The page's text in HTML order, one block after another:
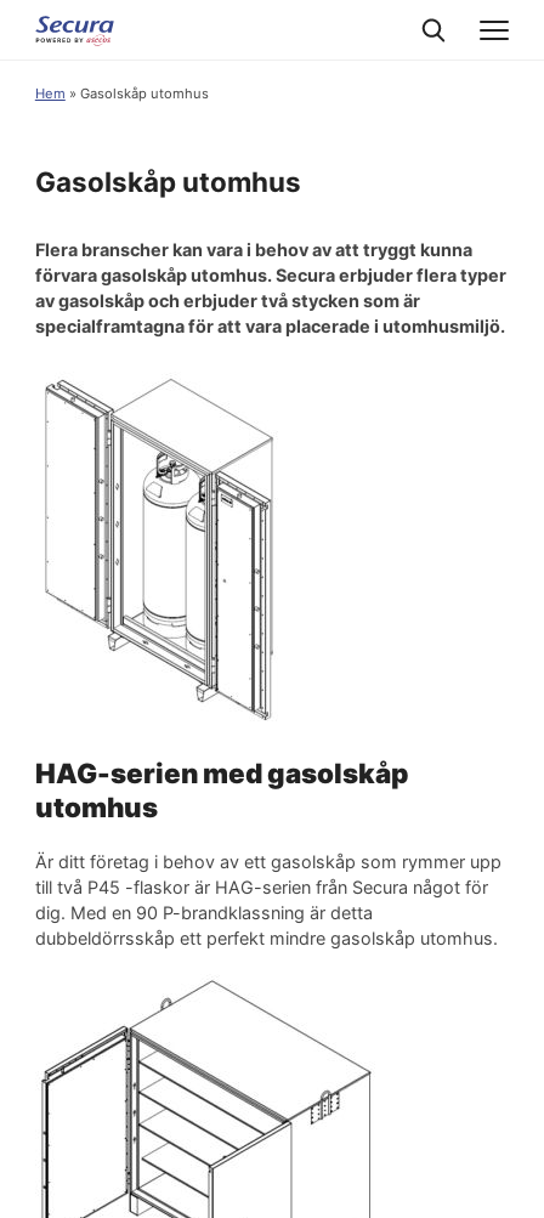
Hem » Gasolskåp utomhus
Gasolskåp utomhus
Flera branscher kan vara i behov av att tryggt kunna
förvara gasolskåp utomhus. Secura erbjuder flera typer
av gasolskåp och erbjuder två stycken som är
specialframtagna för att vara placerade i utomhusmiljö.
HAG-serien med gasolskåp
utomhus
Är ditt företag i behov av ett gasolskåp som rymmer upp
till två P45 -flaskor är HAG-serien från Secura något för
dig. Med en 90 P-brandklassning är detta
dubbeldörrsskåp ett perfekt mindre gasolskåp utomhus.